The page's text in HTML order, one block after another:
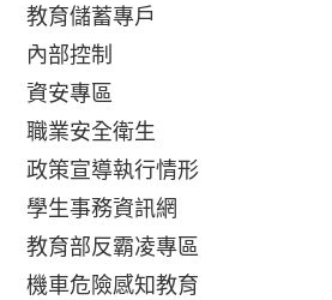
教育儲蓄專戶
內部控制
資安專區
職業安全衛生
政策宣導執行情形
學生事務資訊網
教育部反霸凌專區
機車危險感知教育